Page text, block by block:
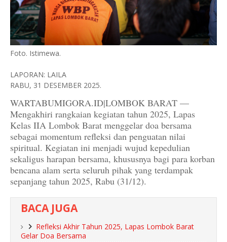
Foto. Istimewa.
LAPORAN: LAILA
RABU, 31 DESEMBER 2025.
WARTABUMIGORA.ID|LOMBOK BARAT —
Mengakhiri rangkaian kegiatan tahun 2025, Lapas
Kelas IIA Lombok Barat menggelar doa bersama
sebagai momentum refleksi dan penguatan nilai
spiritual. Kegiatan ini menjadi wujud kepedulian
sekaligus harapan bersama, khususnya bagi para korban
bencana alam serta seluruh pihak yang terdampak
sepanjang tahun 2025, Rabu (31/12).
BACA JUGA
Refleksi Akhir Tahun 2025, Lapas Lombok Barat
Gelar Doa Bersama